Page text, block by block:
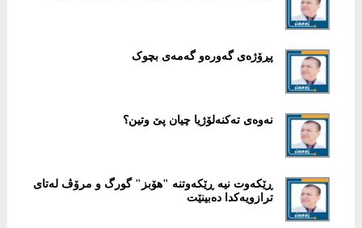
پڕۆژەی گەورەو گەمەی بچوک
نەوەی تەکنەلۆژیا چیان پێ وتین؟
ڕێکەوت نیە ڕێکەوتنە "هۆبز" گورگ و مرۆڤ لەتای
ترازویەکدا دەبینێت